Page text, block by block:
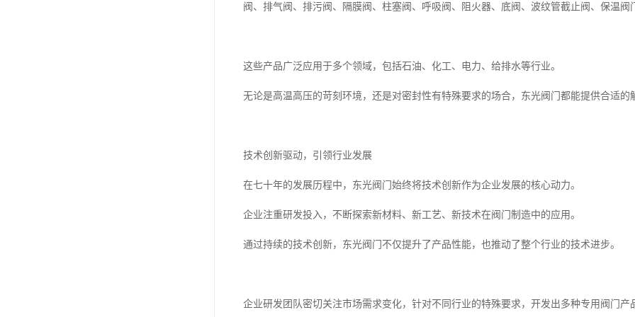
阀、排气阀、排污阀、隔膜阀、柱塞阀、呼吸阀、阻火器、底阀、波纹管截止阀、保温阀
这些产品广泛应用于多个领域，包括石油、化工、电力、给排水等行业。
无论是高温高压的苛刻环境，还是对密封性有特殊要求的场合，东光阀门都能提供合适的
技术创新驱动，引领行业发展
在七十年的发展历程中，东光阀门始终将技术创新作为企业发展的核心动力。
企业注重研发投入，不断探索新材料、新工艺、新技术在阀门制造中的应用。
通过持续的技术创新，东光阀门不仅提升了产品性能，也推动了整个行业的技术进步。
企业研发团队密切关注市场需求变化，针对不同行业的特殊要求，开发出多种专用阀门产